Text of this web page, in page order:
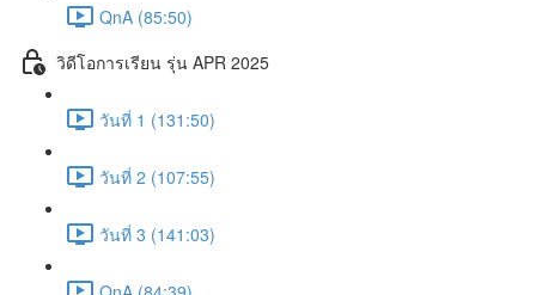
QnA (85:50)
วิดีโอการเรียน รุ่น APR 2025
วันที่ 1 (131:50)
วันที่ 2 (107:55)
วันที่ 3 (141:03)